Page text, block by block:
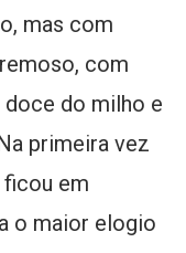
mas com
com
do milho e
primeira vez
ficou em
o maior elogio